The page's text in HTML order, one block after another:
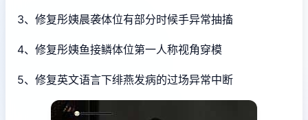
3、修复彤姨晨袭体位有部分时候手异常抽搐
4、修复彤姨鱼接鳞体位第一人称视角穿模
5、修复英文语言下绯燕发病的过场异常中断